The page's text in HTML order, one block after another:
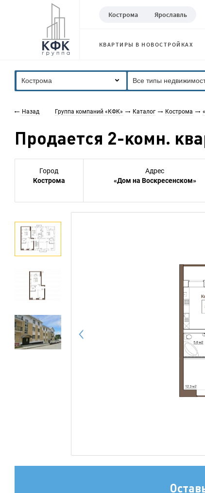
Кострома Ярославль
КВАРТИРЫ В НОВОСТРОЙКАХ
Кострома Все типы
Назад Группа компаний «КФК» Каталог Кострома
Продается 2-комн.
Город
Кострома
Адрес
«Дом на Воскресенском»